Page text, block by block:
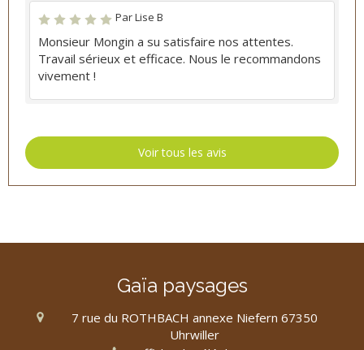
Par Lise B
Monsieur Mongin a su satisfaire nos attentes.
Travail sérieux et efficace. Nous le recommandons
vivement !
Voir tous les avis
Gaïa paysages
7 rue du ROTHBACH annexe Niefern 67350
Uhrwiller